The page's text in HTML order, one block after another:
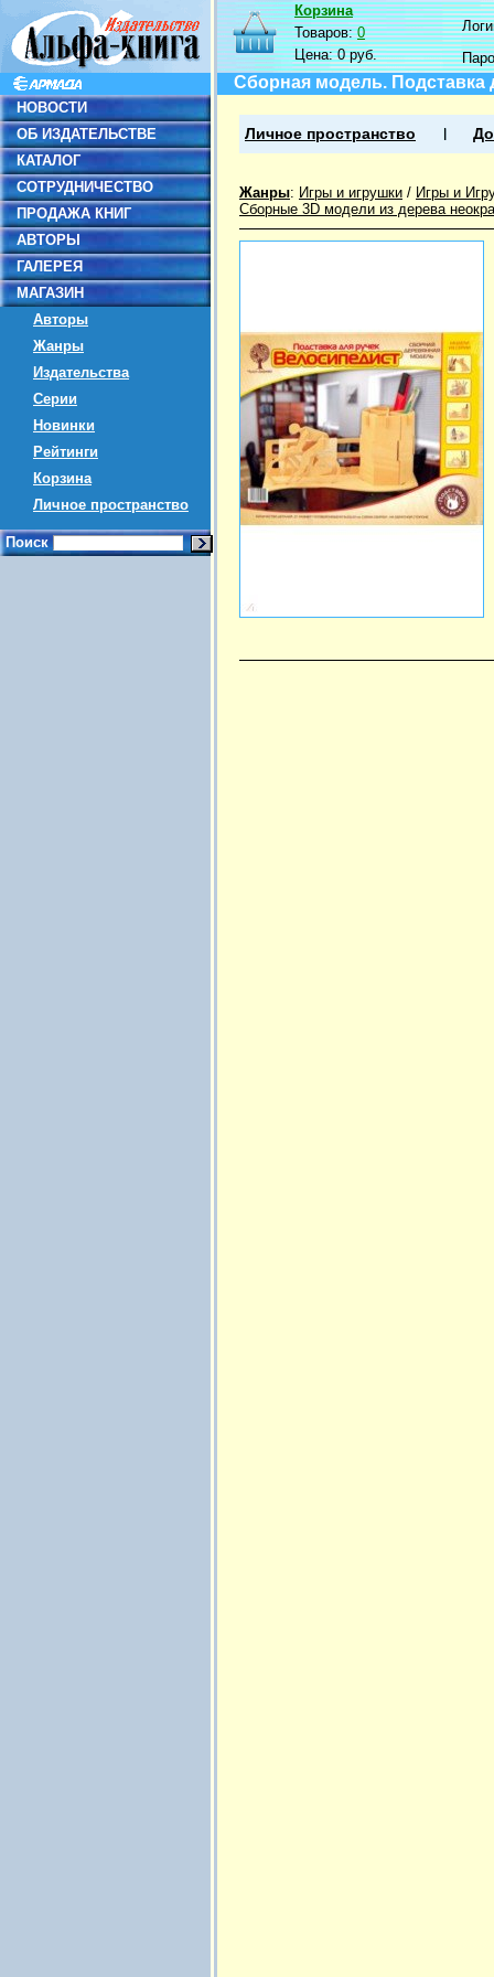
НОВОСТИ
ОБ ИЗДАТЕЛЬСТВЕ
КАТАЛОГ
СОТРУДНИЧЕСТВО
ПРОДАЖА КНИГ
АВТОРЫ
ГАЛЕРЕЯ
МАГАЗИН
Авторы
Жанры
Издательства
Серии
Новинки
Рейтинги
Корзина
Личное пространство
Поиск
Корзина
Товаров:0
Цена:0 руб.
Сборная модель. Подставка
Личное пространство
Жанры: Игры и игрушки / Игры и
Сборные 3D модели из дерева